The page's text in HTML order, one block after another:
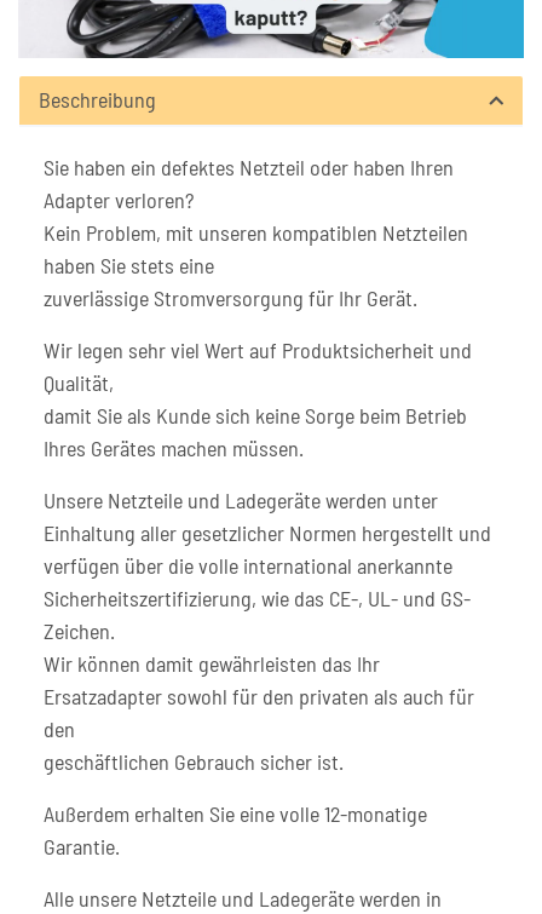
Beschreibung
Sie haben ein defektes Netzteil oder haben Ihren
Adapter verloren?
Kein Problem, mit unseren kompatiblen Netzteilen
haben Sie stets eine
zuverlässige Stromversorgung für Ihr Gerät.
Wir legen sehr viel Wert auf Produktsicherheit und
Qualität,
damit Sie als Kunde sich keine Sorge beim Betrieb
Ihres Gerätes machen müssen.
Unsere Netzteile und Ladegeräte werden unter
Einhaltung aller gesetzlicher Normen hergestellt und
verfügen über die volle international anerkannte
Sicherheitszertifizierung, wie das CE-, UL- und GS-
Zeichen.
Wir können damit gewährleisten das Ihr
Ersatzadapter sowohl für den privaten als auch für
den
geschäftlichen Gebrauch sicher ist.
Außerdem erhalten Sie eine volle 12-monatige
Garantie.
Alle unsere Netzteile und Ladegeräte werden in